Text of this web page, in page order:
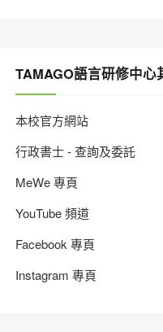
TAMAGO語言研修中心
本校官方網站
行政書士 - 查詢及委託
MeWe 專頁
YouTube 頻道
Facebook 專頁
Instagram 專頁